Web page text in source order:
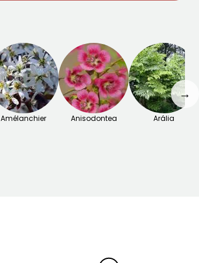
Amélanchier Anisodontea Arália
→